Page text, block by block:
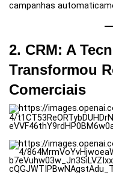
campanhas
2. CRM: A
Transformou
Comerciais